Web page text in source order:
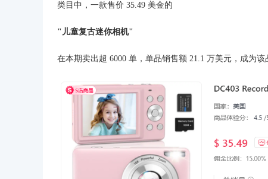
类目中，一款售价 35.49 美金的
"儿童复古迷你相机"
在本期卖出超 6000 单，单品销售额 21.1 万美元，成为该